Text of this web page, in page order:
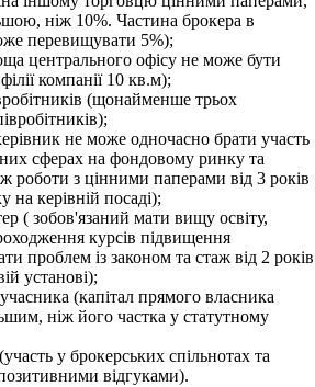
ніж 10%. Частина брокера в
перевищувати 5%);
центрального офісу не може бути
компанії 10 кв.м);
(щонайменше трьох
не може одночасно брати участь
сферах на фондовому ринку та
роботи з цінними паперами від 3 років
на керівній посаді);
( зобов'язаний мати вищу освіту,
курсів підвищення
проблем із законом та стаж від 2 років
установі);
(капітал прямого власника
ніж його частка у статутному
у брокерських спільнотах та
відгуками).